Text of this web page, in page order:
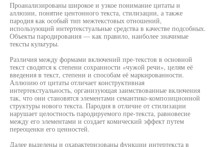
Проанализированы широкое и узкое понимание цитаты и
аллюзии, понятие центонного текста, стилизации, а также
пародия как особый тип межтекстовых отношений,
использующий интертекстуальные средства в качестве подсобных.
Объекты пародирования — как правило, наиболее значимые
тексты культуры.
Различия между формами включений пре-текстов в основной
текст сводятся к степени сохранности «чужой речи», целям её
введения в текст, степени и способам её маркированности.
Аллюзию от цитаты отличает конструктивная
интертекстуальность, организующая заимствованные включения
так, что они становятся элементами семантико-композиционной
структуры нового текста. Пародия в отличие от стилизации
нарушает целостность пародируемого пре-текста, равновесие
между его элементами и создает комический эффект путем
переоценки его ценностей.
Далее выделены и охарактеризованы функции интертекста в